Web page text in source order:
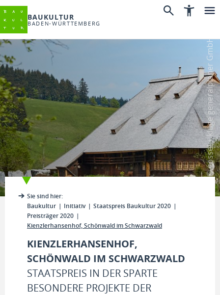
BAUKULTUR
BADEN-WÜRTTEMBERG
© gössel + kluge generalplaner GmbH
Sie sind hier:
Baukultur
Initiativ
Staatspreis Baukultur 2020
Preisträger 2020
Kienzlerhansenhof, Schönwald im Schwarzwald
KIENZLERHANSENHOF,
SCHÖNWALD IM SCHWARZWALD
STAATSPREIS IN DER SPARTE
BESONDERE PROJEKTE DER